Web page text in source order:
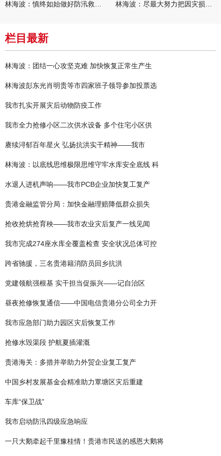
栏目最新
林海波：团结一心攻坚克难 加快恢复正常生产生
林海波彭东光肖明贵等市四家班子领导参加投票选
我市扎实开展灾后动物防疫工作
我市全力抢修小区二次供水设备 多个住宅小区供
赓续浔郁百年星火 弘扬抗洪实干精神——我市
林海波：以底线思维极限思维守牢水库安全底线 科
水退人进机声响——我市PCB企业加快复工复产
贵港金融监管分局：加快金融理赔降低群众损失
抢收抢烘抢育秧——我市农业灾后复产一线见闻
我市完成274座水库全覆盖检查 安全状况总体可控
跨省驰援，三名贵港籍消防员回乡抗洪
党建领航强根基 实干担当促振兴——记自治区
昼夜抢修恢复通信——中国电信贵港分公司全力开
我市应急部门助力园区灾后恢复工作
抢修水毁渠段 护航夏插灌溉
贵港海关：多措并举助力外贸企业复工复产
中国乡村发展基金会精准助力覃塘区灾后重建
车库“保卫战”
我市启动防汛四级应急响应
一只大鹅牵起千里豫桂情！贵港市民送的感恩大鹅将